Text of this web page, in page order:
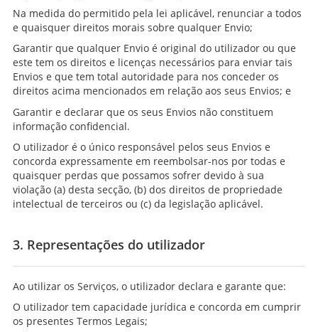
Na medida do permitido pela lei aplicável, renunciar a todos
e quaisquer direitos morais sobre qualquer Envio;
Garantir que qualquer Envio é original do utilizador ou que
este tem os direitos e licenças necessários para enviar tais
Envios e que tem total autoridade para nos conceder os
direitos acima mencionados em relação aos seus Envios; e
Garantir e declarar que os seus Envios não constituem
informação confidencial.
O utilizador é o único responsável pelos seus Envios e
concorda expressamente em reembolsar-nos por todas e
quaisquer perdas que possamos sofrer devido à sua
violação (a) desta secção, (b) dos direitos de propriedade
intelectual de terceiros ou (c) da legislação aplicável.
3. Representações do utilizador
Ao utilizar os Serviços, o utilizador declara e garante que:
O utilizador tem capacidade jurídica e concorda em cumprir
os presentes Termos Legais;